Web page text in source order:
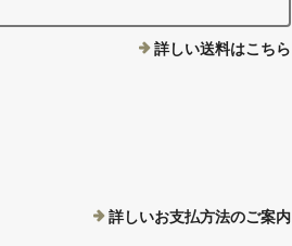
詳しい送料はこちら
詳しいお支払方法のご案内